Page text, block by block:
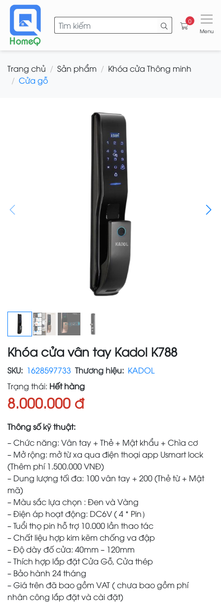
0
Menu
Trang chủ Sản phẩm
Khóa cửa Thông minh
Cửa gỗ
Khóa cửa vân tay Kadol K788
SKU: 1628597733 Thương hiệu: KADOL
Trạng thái: Hết hàng
8.000.000 đ
Thông số kỹ thuật:
– Chức năng: Vân tay + Thẻ + Mật khẩu + Chìa cơ
– Mở rộng: mở từ xa qua điện thoại app Usmart lock
(Thêm phí 1.500.000 VNĐ)
– Dung lượng tối đa: 100 vân tay + 200 (Thẻ từ + Mật
mã)
– Màu sắc lựa chọn : Đen và Vàng
– Điện áp hoạt động: DC6V ( 4 * Pin）
– Tuổi thọ pin hỗ trợ 10.000 lần thao tác
– Chất liệu hợp kim kẽm chống va đập
– Độ dày đố cửa: 40mm – 120mm
– Thích hợp lắp đặt Cửa Gỗ, Cửa thép
– Bảo hành 24 tháng
– Giá trên đã bao gồm VAT ( chưa bao gồm phí
nhân công lắp đặt và cài đặt)